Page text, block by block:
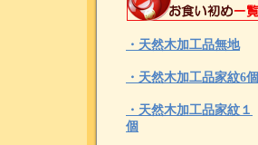
・天然木加工品無地
・天然木加工品家紋6個
・天然木加工品家紋１
個